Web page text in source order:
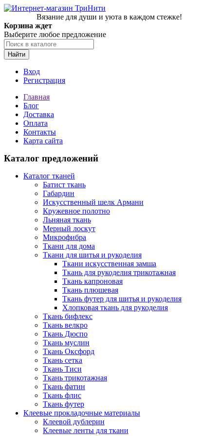
Вязание для души и уюта в каждом стежке!
Корзина ждет
Выберите любое предложение
Найти
Вход
Регистрация
Главная
Блог
Доставка
Оплата
Контакты
Карта сайта
Каталог предложений
Каталог тканей
Батист ткань
Габардин
Искусственный шелк Армани
Кружевное полотно
Льняная ткань
Мерный лоскут
Микрофибра
Ткани для дома
Ткани для шитья и рукоделия
Ткани искусственная замша
Ткань для рукоделия трикотажная
Ткань капроновая
Ткань плюшевая
Ткань футер для шитья и рукоделия
Хлопковая ткань для рукоделия
Ткань бифлекс
Ткань велкро
Ткань Дюспо
Ткань муслин
Ткань Оксфорд
Ткань сетка
Ткань Тиси
Ткань трикотажная
Ткань фатин
Ткань флис
Ткань футер
Клеевые прокладочные материалы
Клеевой дублерин
Клеевые ленты для ткани